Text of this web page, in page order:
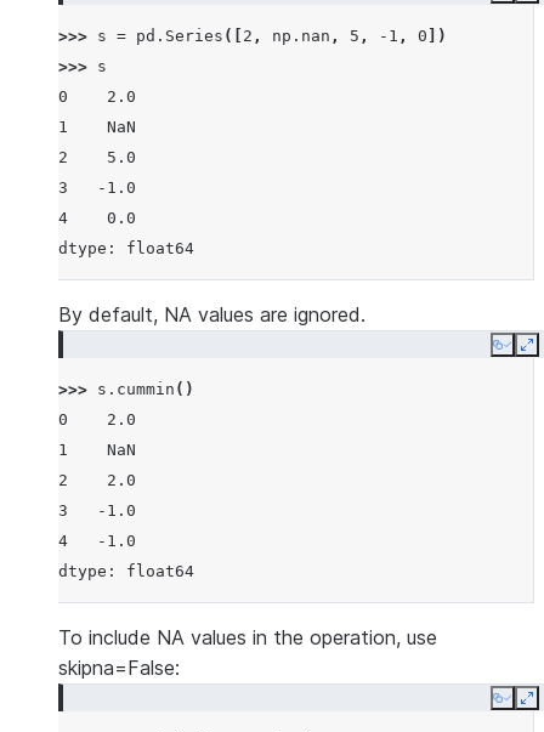
>>> s = pd . Series ([ 2 , np . nan , 5 , - 1 , 0 ])
>>> s
0    2.0
1    NaN
2    5.0
3   -1.0
4    0.0
dtype: float64
By default, NA values are ignored.
Copy
>>> s . cummin ()
0    2.0
1    NaN
2    2.0
3   -1.0
4   -1.0
dtype: float64
To include NA values in the operation, use
skipna=False:
Copy